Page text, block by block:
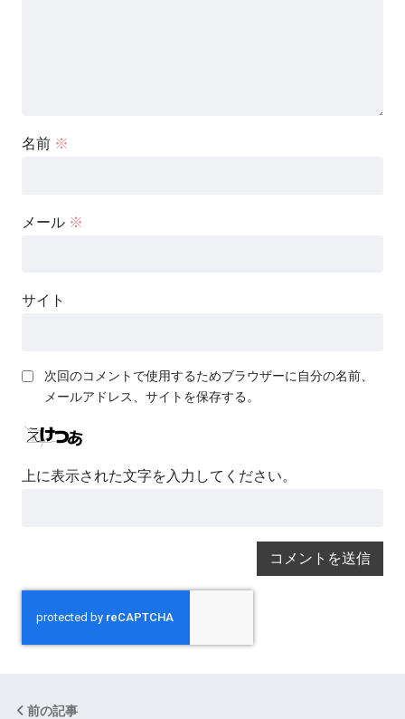
名前 ※
メール ※
サイト
次回のコメントで使用するためブラウザーに自分の名前、
メールアドレス、サイトを保存する。
上に表示された文字を入力してください。
前の記事